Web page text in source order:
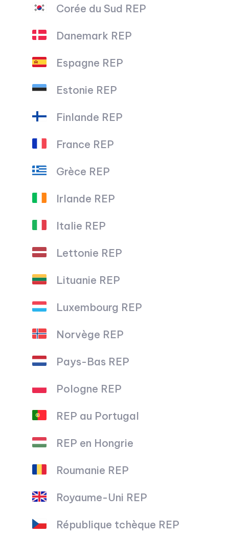
Corée du Sud REP
Danemark REP
Espagne REP
Estonie REP
Finlande REP
France REP
Grèce REP
Irlande REP
Italie REP
Lettonie REP
Lituanie REP
Luxembourg REP
Norvège REP
Pays-Bas REP
Pologne REP
REP au Portugal
REP en Hongrie
Roumanie REP
Royaume-Uni REP
République tchèque REP